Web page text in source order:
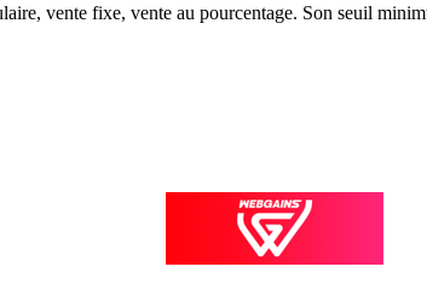
vente fixe, vente au pourcentage. Son seuil